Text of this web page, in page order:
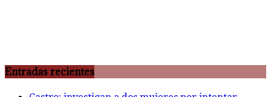
Entradas recientes